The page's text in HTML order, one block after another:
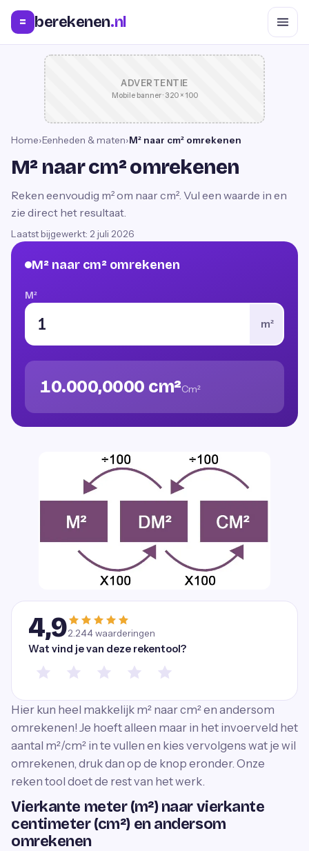
= berekenen.nl
ADVERTENTIE
Mobile banner · 320 × 100
Home›Eenheden & maten›M² naar cm² omrekenen
M² naar cm² omrekenen
Reken eenvoudig m² om naar cm². Vul een waarde in en
zie direct het resultaat.
Laatst bijgewerkt: 2 juli 2026
M² naar cm² omrekenen
M²
m²
10.000,0000 cm²Cm²
4,92.244waarderingen
Wat vind je van deze rekentool?
Hier kun heel makkelijk m² naar cm² en andersom
omrekenen! Je hoeft alleen maar in het invoerveld het
aantal m²/cm² in te vullen en kies vervolgens wat je wil
omrekenen, druk dan op de knop eronder. Onze
reken tool doet de rest van het werk.
Vierkante meter (m²) naar vierkante
centimeter (cm²) en andersom
omrekenen